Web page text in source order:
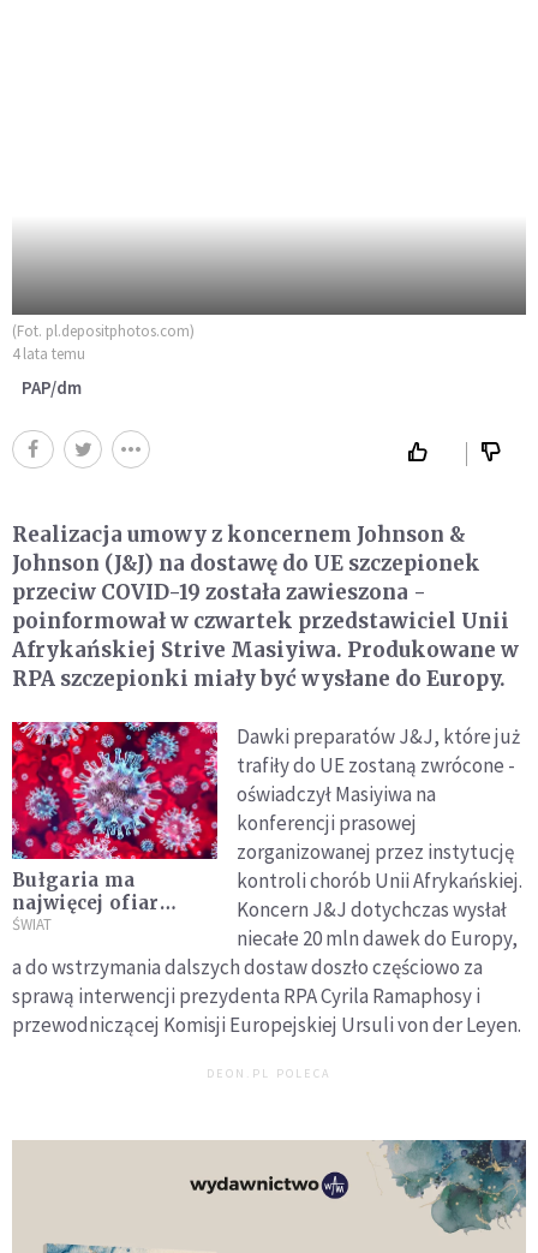
(Fot. pl.depositphotos.com)
4 lata temu
PAP/dm
Realizacja umowy z koncernem Johnson &
Johnson (J&J) na dostawę do UE szczepionek
przeciw COVID-19 została zawieszona -
poinformował w czwartek przedstawiciel Unii
Afrykańskiej Strive Masiyiwa. Produkowane w
RPA szczepionki miały być wysłane do Europy.
Bułgaria ma
najwięcej ofiar
śmiertelnych Covid-
UE
ŚWIAT
Dawki preparatów J&J, które już
trafiły do UE zostaną zwrócone -
oświadczył Masiyiwa na
konferencji prasowej
zorganizowanej przez instytucję
kontroli chorób Unii Afrykańskiej.
Koncern J&J dotychczas wysłał
niecałe 20 mln dawek do Europy,
a do wstrzymania dalszych dostaw doszło częściowo za
sprawą interwencji prezydenta RPA Cyrila Ramaphosy i
przewodniczącej Komisji Europejskiej Ursuli von der Leyen.
DEON.PL POLECA